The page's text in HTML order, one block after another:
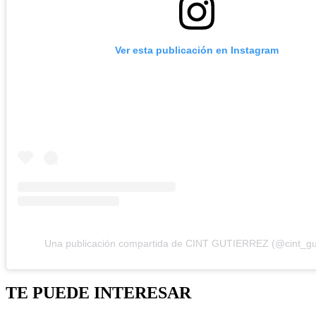
Ver esta publicación en Instagram
Una publicación compartida de CINT GUTIERREZ
TE PUEDE INTERESAR